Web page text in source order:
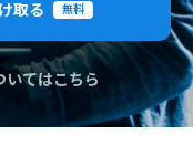
取る 無料
いてはこちら